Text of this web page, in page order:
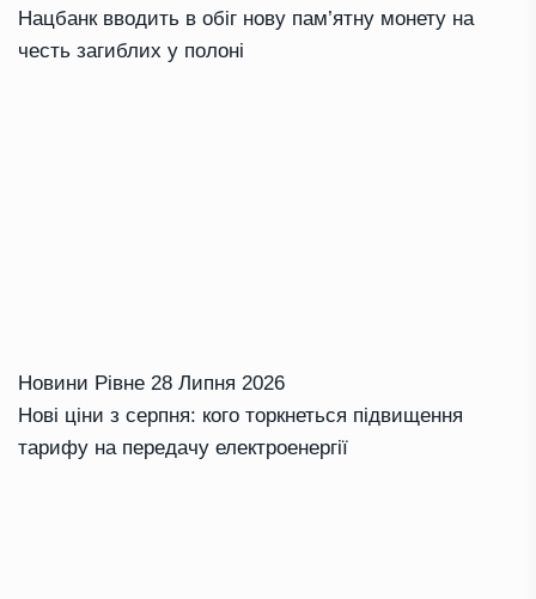
Нацбанк вводить в обіг нову пам’ятну монету на
честь загиблих у полоні
Новини Рівне 28 Липня 2026
Нові ціни з серпня: кого торкнеться підвищення
тарифу на передачу електроенергії